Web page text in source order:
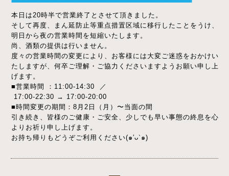
本日は20時半で営業終了とさせて頂きました。
そして再度、まん延防止等重点措置区域に移行したことをうけ、
明日から夜の営業時間を短縮いたします。
尚、酒類の提供は行いません。
度々の営業時間の変更により、お客様には大変ご迷惑をおかけい
たしますが、何卒ご理解・ご協力くださいますようお願い申し上
げます。
■営業時間 ：11:00-14:30 ／
17:00-22:30 → 17:00-20:00
■時間変更の期間：8月2日（月）〜当面の間
引き続き、皆様のご健康・ご安全、少しでも早い事態の終息を心
よりお祈り申し上げます。
お持ち帰りもどうぞご利用ください(๑′ᴗ‵๑)